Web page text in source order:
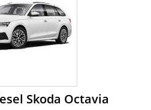
Skoda Octavia